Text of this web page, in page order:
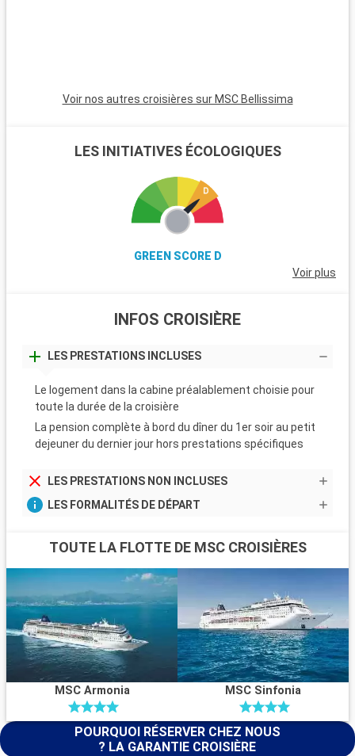
Voir nos autres croisières sur MSC Bellissima
LES INITIATIVES ÉCOLOGIQUES
GREEN SCORE D
Voir plus
INFOS CROISIÈRE
LES PRESTATIONS INCLUSES
Le logement dans la cabine préalablement choisie pour
toute la durée de la croisière
La pension complète à bord du dîner du 1er soir au petit
dejeuner du dernier jour hors prestations spécifiques
LES PRESTATIONS NON INCLUSES
LES FORMALITÉS DE DÉPART
TOUTE LA FLOTTE DE MSC CROISIÈRES
MSC Armonia MSC Sinfonia
POURQUOI RÉSERVER CHEZ NOUS
? LA GARANTIE CROISIÈRE